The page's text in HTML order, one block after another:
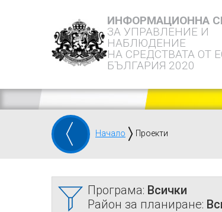
ИНФОРМАЦИОННА
ЗА УПРАВЛЕНИЕ И
НАБЛЮДЕНИЕ
НА СРЕДСТВАТА ОТ
БЪЛГАРИЯ 2020
Начало Проекти
Програма: Всички
Район за планиране: